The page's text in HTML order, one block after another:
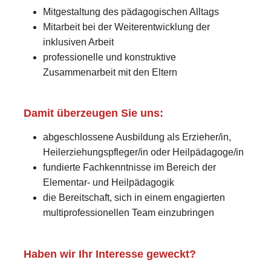
Mitgestaltung des pädagogischen Alltags
Mitarbeit bei der Weiterentwicklung der
inklusiven Arbeit
professionelle und konstruktive
Zusammenarbeit mit den Eltern
Damit überzeugen Sie uns:
abgeschlossene Ausbildung als Erzieher/in,
Heilerziehungspfleger/in oder Heilpädagoge/in
fundierte Fachkenntnisse im Bereich der
Elementar- und Heilpädagogik
die Bereitschaft, sich in einem engagierten
multiprofessionellen Team einzubringen
Haben wir Ihr Interesse geweckt?